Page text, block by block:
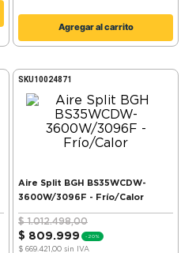
Agregar al carrito
SKU10024871
Aire Split BGH BS35WCDW-
3600W/3096F - Frío/Calor
$ 1.012.498,00
$ 809.999 -20%
$ 669.421,00 sin IVA